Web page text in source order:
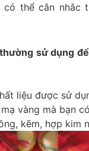
có thể cân nhắc
sử dụng
liệu được sử
vàng mà bạn
kẽm, hợp kim